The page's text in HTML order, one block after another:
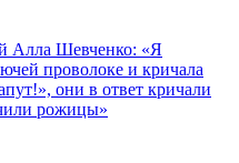
Алла Шевченко: «Я
проволоке и кричала
они в ответ кричали
рожицы»